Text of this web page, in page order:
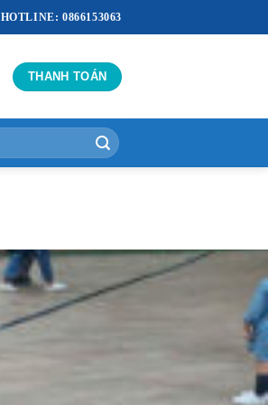
HOTLINE: 0866153063
THANH TOÁN